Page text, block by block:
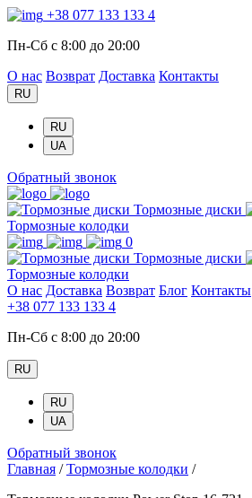
+38 077 133 133 4
Пн-Сб с 8:00 до 20:00
О нас Возврат Доставка Контакты
RU
RU
UA
Обратный звонок
Тормозные диски
Тормозные колодки
0
Тормозные диски
Тормозные колодки
О нас Доставка Возврат Блог Контакты
+38 077 133 133 4
Пн-Сб с 8:00 до 20:00
RU
RU
UA
Обратный звонок
Главная / Тормозные колодки /